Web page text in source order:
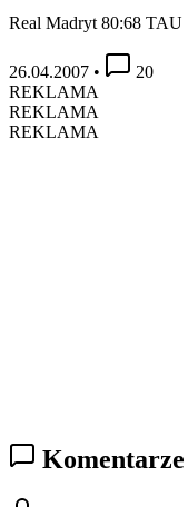
Real Madryt 80:68 TAU
26.04.2007 •
20
REKLAMA
REKLAMA
REKLAMA
Komentarze